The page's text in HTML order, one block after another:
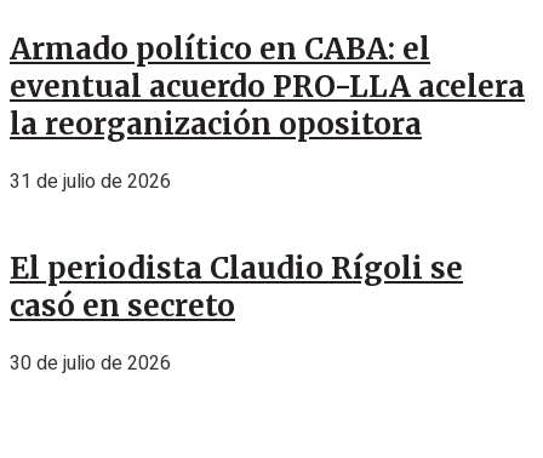
Armado político en CABA: el
eventual acuerdo PRO-LLA acelera
la reorganización opositora
31 de julio de 2026
El periodista Claudio Rígoli se
casó en secreto
30 de julio de 2026